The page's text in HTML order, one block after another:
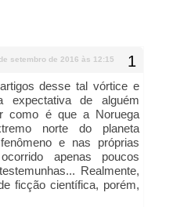
setembro de 2016 às 12:15
desse tal vórtice e
expectativa de alguém
como é que a Noruega
norte do planeta
e nas próprias
apenas poucos
Realmente,
ficção científica, porém,